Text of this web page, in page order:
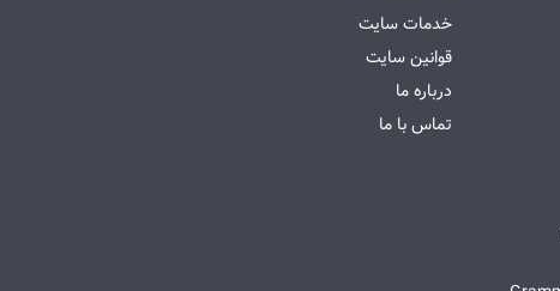
خدمات سایت
قوانین سایت
درباره ما
تماس با ما